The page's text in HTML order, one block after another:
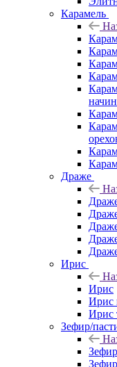
Карамель
Драже
Ирис
Ирис
Ирис
Ирис
Зефир/